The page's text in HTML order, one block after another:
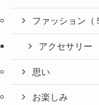
ファッション（
アクセサリー
思い
お楽しみ